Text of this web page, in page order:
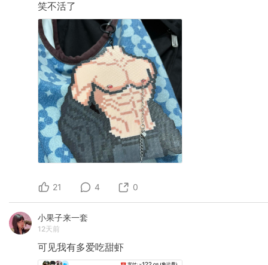
笑不活了
21 4 0
小果子来一套
12天前
可见我有多爱吃甜虾